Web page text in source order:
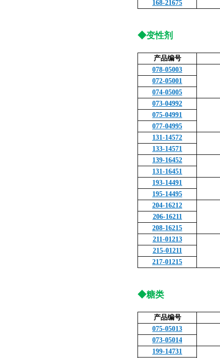
168-21675
◆变性剂
产品编号
078-05003
072-05001
074-05005
073-04992
075-04991
077-04995
131-14572
133-14571
139-16452
131-16451
193-14491
195-14495
204-16212
206-16211
208-16215
211-01213
215-01211
217-01215
◆糖类
产品编号
075-05013
073-05014
199-14731